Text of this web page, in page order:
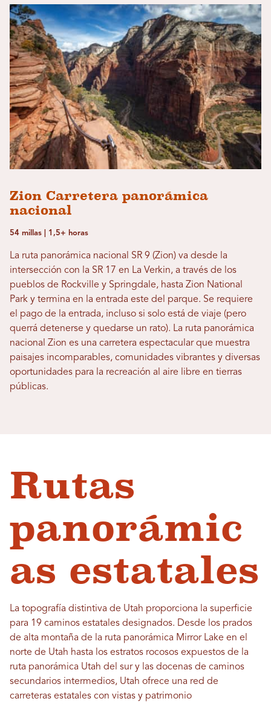
Zion Carretera panorámica
nacional
54 millas | 1,5+ horas
La ruta panorámica nacional SR 9 (Zion) va desde la
intersección con la SR 17 en La Verkin, a través de los
pueblos de Rockville y Springdale, hasta Zion National
Park y termina en la entrada este del parque. Se requiere
el pago de la entrada, incluso si solo está de viaje (pero
querrá detenerse y quedarse un rato). La ruta panorámica
nacional Zion es una carretera espectacular que muestra
paisajes incomparables, comunidades vibrantes y diversas
oportunidades para la recreación al aire libre en tierras
públicas.
Rutas
panorámic
as estatales
La topografía distintiva de Utah proporciona la superficie
para 19 caminos estatales designados. Desde los prados
de alta montaña de la ruta panorámica Mirror Lake en el
norte de Utah hasta los estratos rocosos expuestos de la
ruta panorámica Utah del sur y las docenas de caminos
secundarios intermedios, Utah ofrece una red de
carreteras estatales con vistas y patrimonio